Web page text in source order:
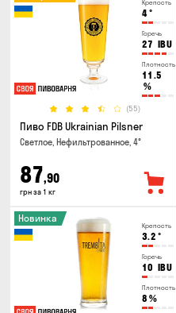
Крепость
4°
Горечь
27 IBU
Плотность
11.5
%
(55)
Пиво FDB Ukrainian Pilsner
Светлое, Нефильтрованное, 4°
87,90
грн за 1 кг
Крепость
3.2 °
Горечь
10 IBU
Плотность
8 %
Новинка